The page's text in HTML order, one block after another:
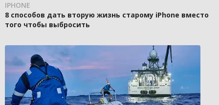
IPHONE
8 способов дать вторую жизнь старому iPhone вместо
того чтобы выбросить